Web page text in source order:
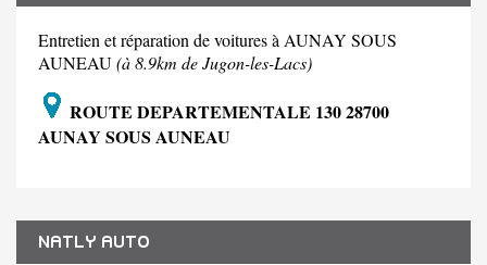
Entretien et réparation de voitures à AUNAY SOUS
AUNEAU(à 8.9km de Jugon-les-Lacs)
ROUTE DEPARTEMENTALE 130 28700
AUNAY SOUS AUNEAU
NATLY AUTO